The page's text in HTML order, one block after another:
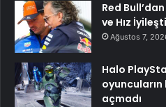
Red
ve Hız
Ağustos 7,
Halo
açmadı